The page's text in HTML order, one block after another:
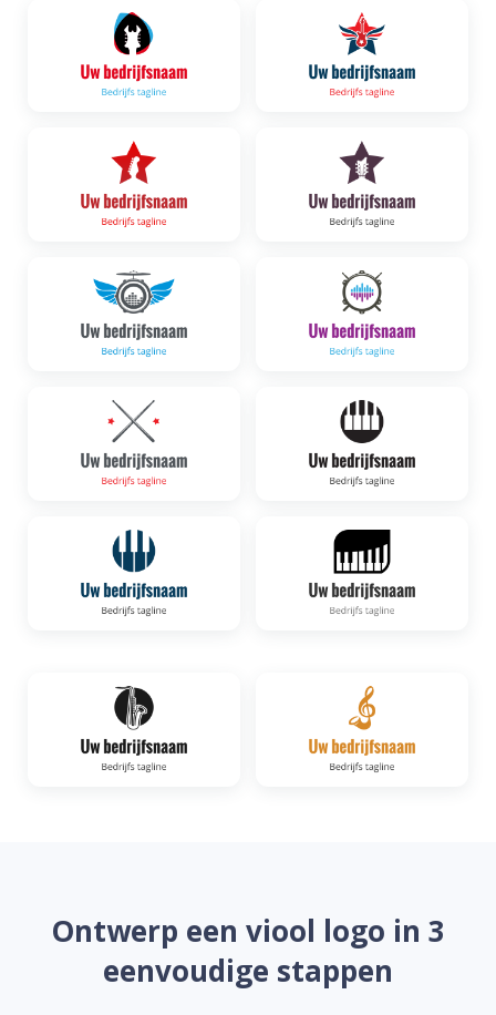
Ontwerp een viool logo in 3
eenvoudige stappen